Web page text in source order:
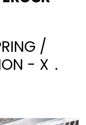
/
- X．